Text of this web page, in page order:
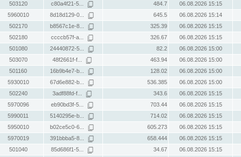
503120 c80a4f21-5... 484.7
06.08.2026 15:15
5960010 8d18d129-0... 645.5
06.08.2026 15:14
502170 b8567c1e-8... 325.39
06.08.2026 15:15
502180 ccccb57f-a... 326.67
06.08.2026 15:15
501080 24440872-5... 82.2
06.08.2026 15:00
503070 48f2661f-f... 463.94
06.08.2026 15:00
501160 16b9b4e7-b... 128.02
06.08.2026 15:00
5930010 67d6e882-b... 536.385
06.08.2026 15:00
502240 3adf88fd-f... 343.6
06.08.2026 15:15
5970096 eb90bd3f-5... 703.44
06.08.2026 15:15
5990011 5140295e-b... 714.02
06.08.2026 15:15
5950010 b02ce5c0-6... 605.273
06.08.2026 15:15
5970019 391bbba5-8... 658.444
06.08.2026 15:15
501040 85d686f1-5... 34.67
06.08.2026 15:15